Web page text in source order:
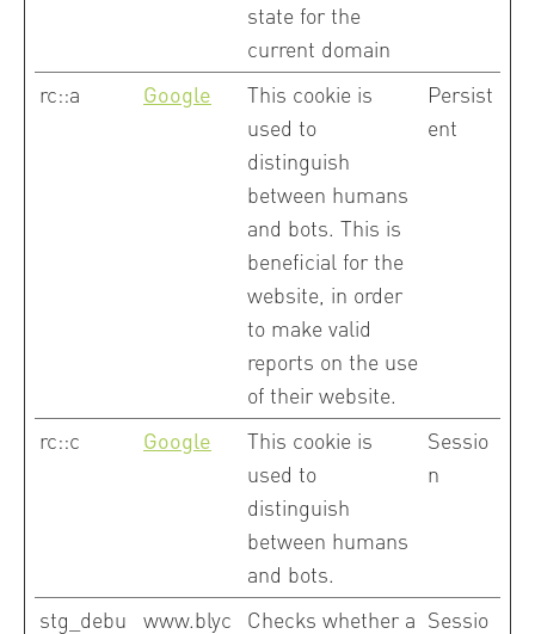
state for the
current domain
rc::a Google
This cookie is
used to
distinguish
between humans
and bots. This is
beneficial for the
website, in order
to make valid
reports on the use
of their website.
Persist
ent
rc::c Google
This cookie is
used to
distinguish
between humans
and bots.
Sessio
n
stg_debu
www.blyc
Checks whether a Sessio